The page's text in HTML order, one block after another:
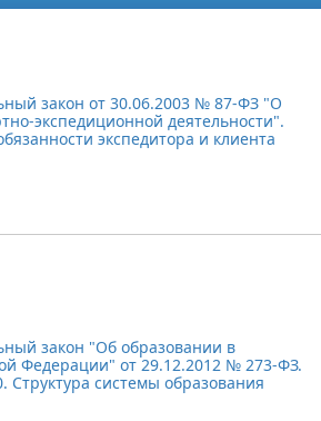
закон от 30.06.2003 № 87-ФЗ "О
экспедиционной деятельности".
экспедитора и клиента
закон "Об образовании в
Федерации" от 29.12.2012 № 273-ФЗ.
Структура системы образования